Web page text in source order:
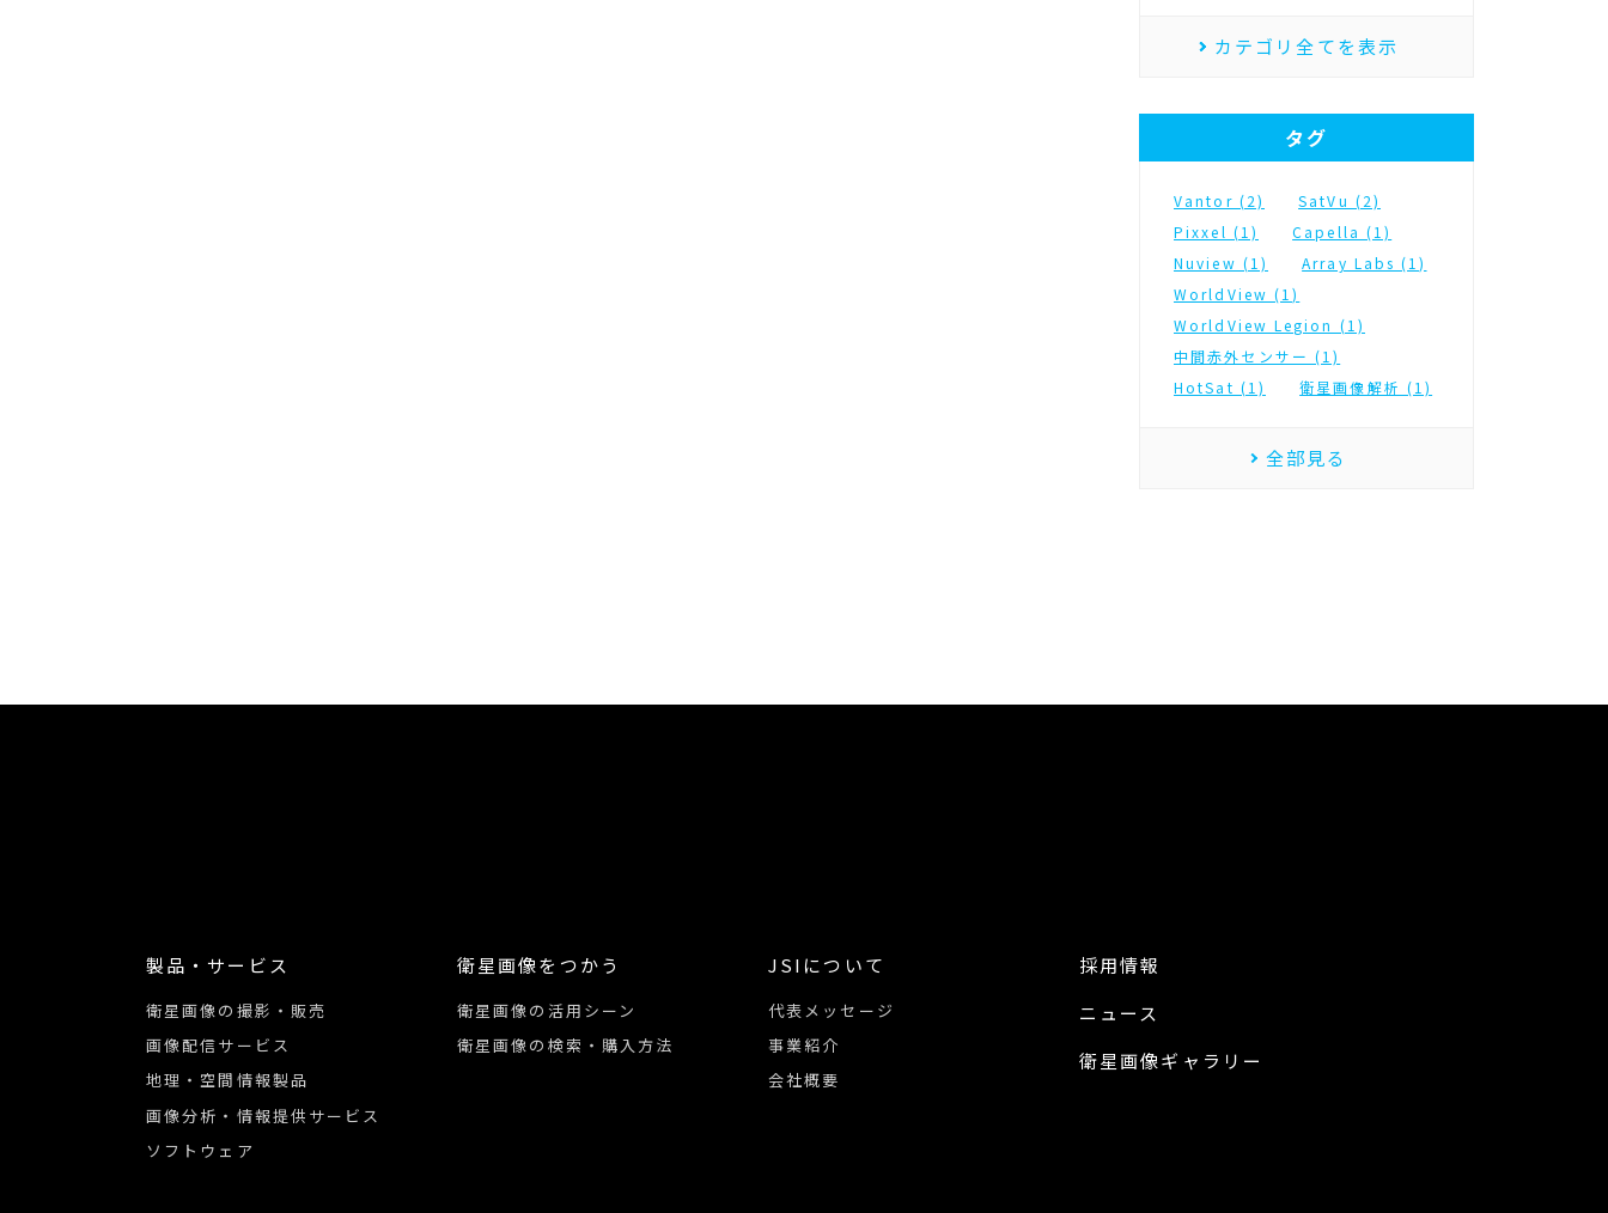
カテゴリ全てを表示
タグ
Vantor (2)
SatVu (2)
Pixxel (1)
Capella (1)
Nuview (1)
Array Labs (1)
WorldView (1)
WorldView Legion (1)
中間赤外センサー (1)
HotSat (1)
衛星画像解析 (1)
全部見る
製品・サービス
衛星画像の撮影・販売
画像配信サービス
地理・空間情報製品
画像分析・情報提供サービス
ソフトウェア
衛星画像をつかう
衛星画像の活用シーン
衛星画像の検索・購入方法
JSIについて
代表メッセージ
事業紹介
会社概要
採用情報
ニュース
衛星画像ギャラリー